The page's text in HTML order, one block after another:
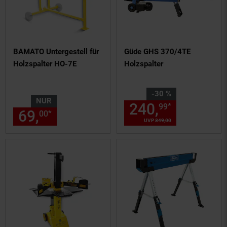
BAMATO Untergestell für
Holzspalter HO-7E
NUR
69,00* € Sternchen
Güde GHS 370/4TE
Holzspalter
-30 %
Sie Sparen 30 Prozent,
UVP349,00
240,99*